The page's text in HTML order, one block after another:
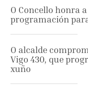
O Concello honra
programación
O alcalde
Vigo 430, que
xuño